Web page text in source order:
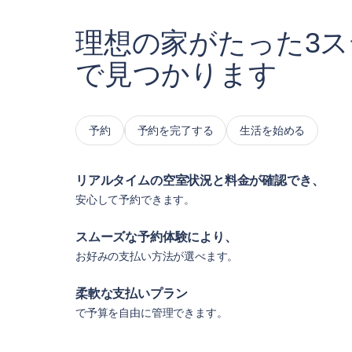
理想の家がたった3
で見つかります
予約 予約を完了する 生活を始める
リアルタイムの空室状況と料金が確認でき、
安心して予約できます。
スムーズな予約体験により、
お好みの支払い方法が選べます。
柔軟な支払いプラン
で予算を自由に管理できます。